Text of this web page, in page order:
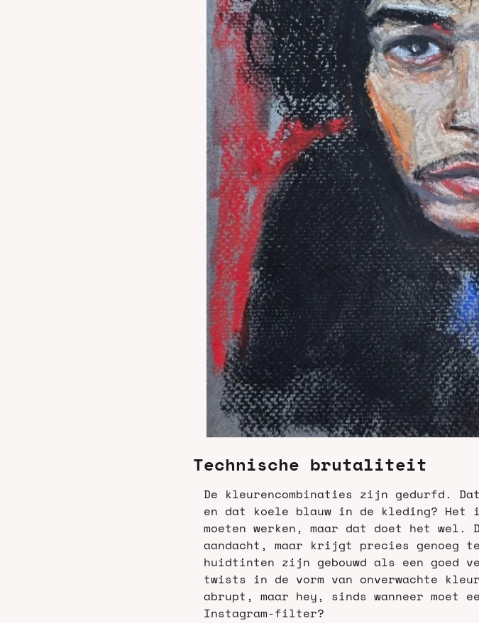
Technische brutaliteit
De kleurencombinaties zijn gedurfd.
en dat koele blauw in de kleding?
moeten werken, maar dat doet het wel.
aandacht, maar krijgt precies genoeg
huidtinten zijn gebouwd als een goed
twists in de vorm van onverwachte
abrupt, maar hey, sinds wanneer moet
Instagram-filter?